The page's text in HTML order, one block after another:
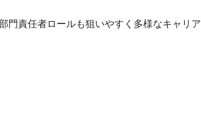
門責任者ロールも狙いやすく多様なキャリア